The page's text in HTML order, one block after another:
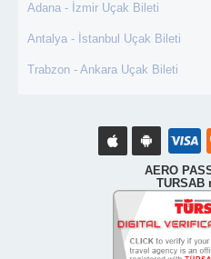
Adana - İzmir Uçak Bileti
Antalya - İstanbul Uçak Bileti
Trabzon - Ankara Uçak Bileti
AERO
TURSAB